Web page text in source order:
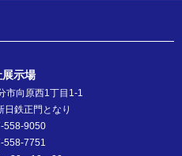
示場
向原西1丁目1-1
日鉄正門となり
558-9050
558-7751